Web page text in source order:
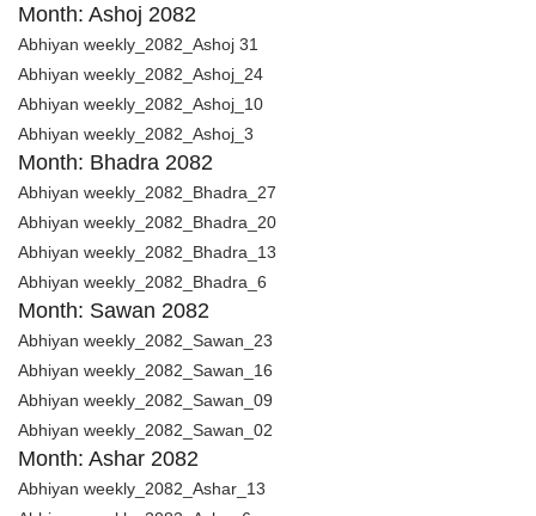
Month: Ashoj 2082
Abhiyan weekly_2082_Ashoj 31
Abhiyan weekly_2082_Ashoj_24
Abhiyan weekly_2082_Ashoj_10
Abhiyan weekly_2082_Ashoj_3
Month: Bhadra 2082
Abhiyan weekly_2082_Bhadra_27
Abhiyan weekly_2082_Bhadra_20
Abhiyan weekly_2082_Bhadra_13
Abhiyan weekly_2082_Bhadra_6
Month: Sawan 2082
Abhiyan weekly_2082_Sawan_23
Abhiyan weekly_2082_Sawan_16
Abhiyan weekly_2082_Sawan_09
Abhiyan weekly_2082_Sawan_02
Month: Ashar 2082
Abhiyan weekly_2082_Ashar_13